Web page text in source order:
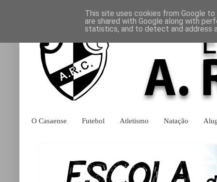
O Casaense Futebol Atletismo Natação
This site uses cookies from Google
are shared with Google along with
statistics, and to detect and address